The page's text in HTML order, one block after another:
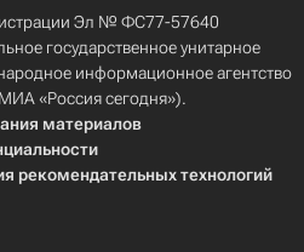
Эл № ФС77-57640
государственное унитарное
информационное агентство
«Россия сегодня»).
материалов
рекомендательных технологий